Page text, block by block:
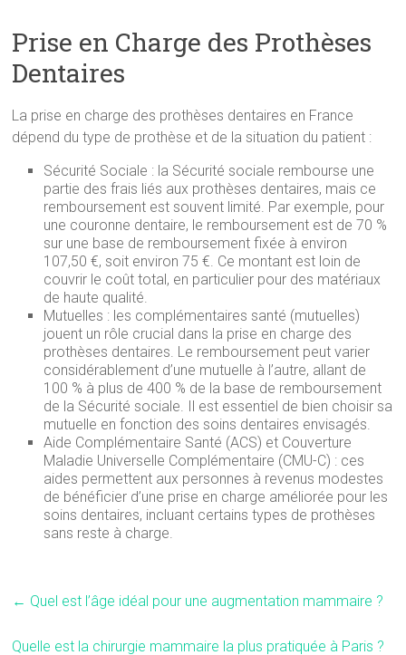
Prise en Charge des Prothèses
Dentaires
La prise en charge des prothèses dentaires en France
dépend du type de prothèse et de la situation du patient :
Sécurité Sociale : la Sécurité sociale rembourse une
partie des frais liés aux prothèses dentaires, mais ce
remboursement est souvent limité. Par exemple, pour
une couronne dentaire, le remboursement est de 70 %
sur une base de remboursement fixée à environ
107,50 €, soit environ 75 €. Ce montant est loin de
couvrir le coût total, en particulier pour des matériaux
de haute qualité.
Mutuelles : les complémentaires santé (mutuelles)
jouent un rôle crucial dans la prise en charge des
prothèses dentaires. Le remboursement peut varier
considérablement d’une mutuelle à l’autre, allant de
100 % à plus de 400 % de la base de remboursement
de la Sécurité sociale. Il est essentiel de bien choisir sa
mutuelle en fonction des soins dentaires envisagés.
Aide Complémentaire Santé (ACS) et Couverture
Maladie Universelle Complémentaire (CMU-C) : ces
aides permettent aux personnes à revenus modestes
de bénéficier d’une prise en charge améliorée pour les
soins dentaires, incluant certains types de prothèses
sans reste à charge.
← Quel est l’âge idéal pour une augmentation mammaire ?
Quelle est la chirurgie mammaire la plus pratiquée à Paris ?